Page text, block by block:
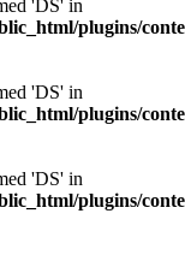
'DS' in
plugins/
'DS' in
plugins/
'DS' in
plugins/